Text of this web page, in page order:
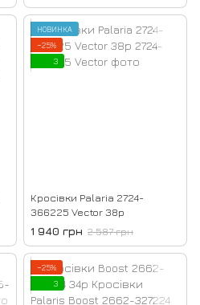
НОВИНКА
−25%
3
Кросівки Palaria 2724-
366225 Vector 38р
1 940 грн 2 587 грн
−25%
3